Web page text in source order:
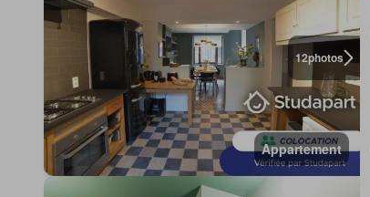
12photos
Appartement